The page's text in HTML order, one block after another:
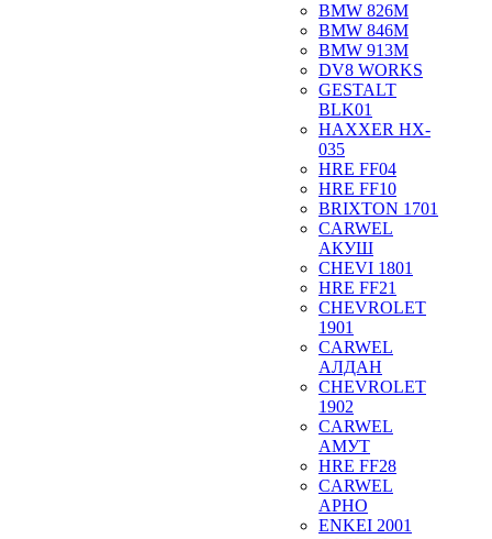
BMW 826M
BMW 846M
BMW 913M
DV8 WORKS
GESTALT
BLK01
HAXXER HX-
035
HRE FF04
HRE FF10
BRIXTON 1701
CARWEL
АКУШ
CHEVI 1801
HRE FF21
CHEVROLET
1901
CARWEL
АЛДАН
CHEVROLET
1902
CARWEL
АМУТ
HRE FF28
CARWEL
АРНО
ENKEI 2001